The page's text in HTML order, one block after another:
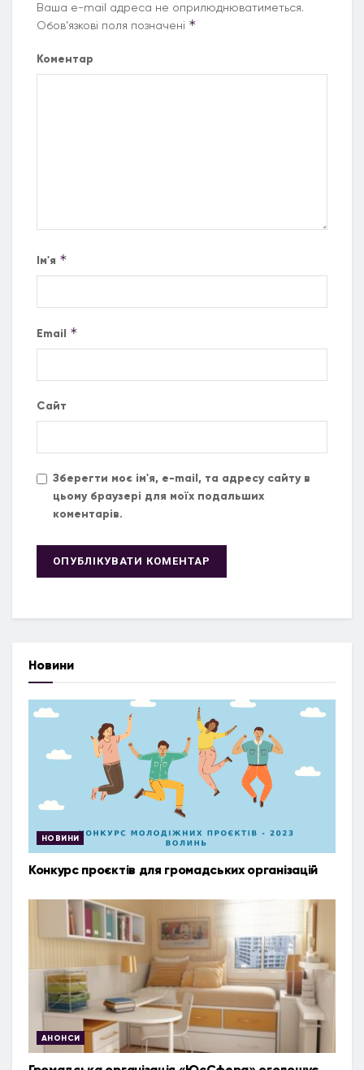
Ваша e-mail адреса не оприлюднюватиметься.
Обов’язкові поля позначені *
Коментар
Ім'я *
Email *
Сайт
Зберегти моє ім'я, e-mail, та адресу сайту в
цьому браузері для моїх подальших
коментарів.
Новини
НОВИНИ
Конкурс проєктів для громадських організацій
АНОНСИ